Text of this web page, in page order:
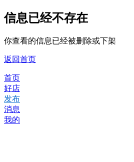
信息已经不存在
你查看的信息已经被删除或下架
返回首页
首页
好店
发布
消息
我的